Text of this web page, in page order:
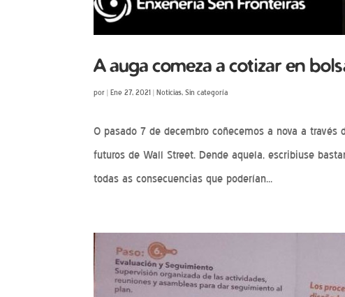
A auga comeza a cotizar en
por|Ene 27, 2021 |Noticias,Sin categoría
O pasado 7 de decembro coñecemos a nova a
futuros de Wall Street. Dende aquela, escribiuse
todas as consecuencias que poderían...